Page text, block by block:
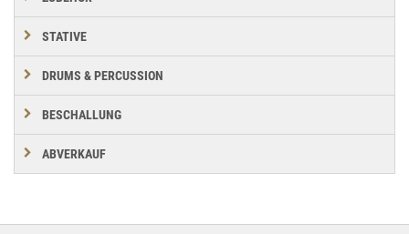
STATIVE
DRUMS & PERCUSSION
BESCHALLUNG
ABVERKAUF